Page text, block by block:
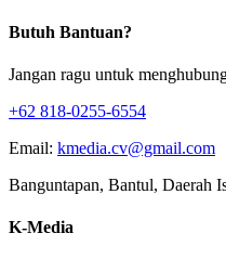
Butuh Bantuan?
Jangan ragu untuk
+62 818-0255-6554
Email: kmedia.cv@gmail.com
Banguntapan, Bantul, Daerah
K-Media